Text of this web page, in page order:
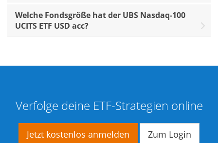
Welche Fondsgröße hat der UBS Nasdaq-100
UCITS ETF USD acc?
Verfolge deine ETF-Strategien online
Jetzt kostenlos anmelden Zum Login